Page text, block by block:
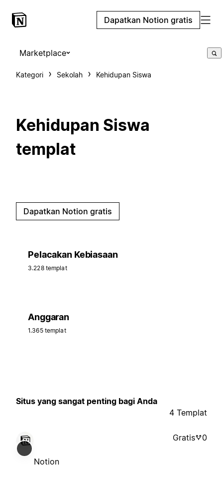
Dapatkan Notion gratis
Marketplace
Kategori Sekolah Kehidupan Siswa
Kehidupan Siswa
templat
Dapatkan Notion gratis
Pelacakan Kebiasaan
3.228 templat
Anggaran
1.365 templat
Situs yang sangat penting bagi Anda
4 Templat
Notion
Gratis 0